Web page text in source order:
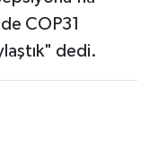
COP31
dedi.